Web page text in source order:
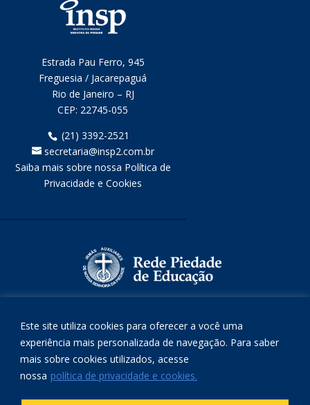
Este site utiliza cookies para oferecer a você uma
experiência mais personalizada de navegação. Para saber
mais sobre cookies utilizados, acesse
nossa política de privacidade e cookies.
Estrada Pau Ferro, 945
Freguesia / Jacarepaguá
Rio de Janeiro – RJ
CEP: 22745-055
(21) 3392-2521
secretaria@insp2.com.br
Saiba mais sobre nossa Política de
Privacidade e Cookies